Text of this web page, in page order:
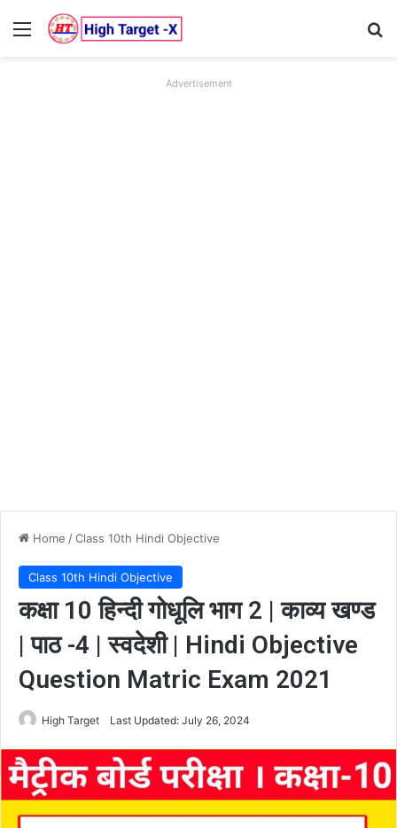
Menu
Advertisement
Home /Class 10th Hindi Objective
Class 10th Hindi Objective
कक्षा 10 हिन्दी गोधूलि भाग 2 | काव्य खण्ड
| पाठ -4 | स्वदेशी | Hindi Objective
Question Matric Exam 2021
High Target Last Updated: July 26, 2024